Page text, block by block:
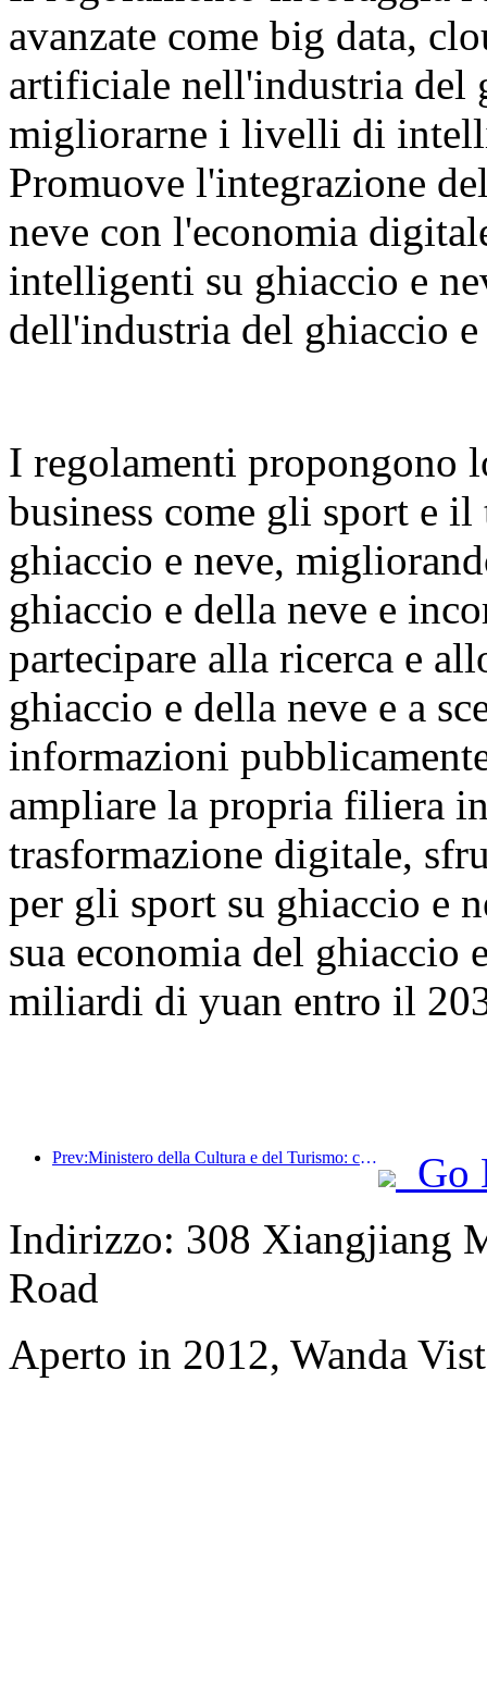
avanzate come big data,
artificiale nell'industria del
migliorarne i livelli di
Promuove l'integrazione
neve con l'economia
intelligenti su ghiaccio e
dell'industria del ghiaccio
I regolamenti
business come gli sport e
ghiaccio e neve,
ghiaccio e della neve e
partecipare alla ricerca e
ghiaccio e della neve e a
informazioni
ampliare la propria filiera
trasformazione digitale,
per gli sport su ghiaccio e
sua economia del ghiaccio
miliardi di yuan entro il
Prev:Ministero della Cultura e del Turismo: concentrarsi sia sull'offerta che sulla domanda per orientare le attività di consumo e i viaggi culturali e turistici.
Go
Indirizzo: 308 Xiangjiang
Road
Aperto in 2012, Wanda